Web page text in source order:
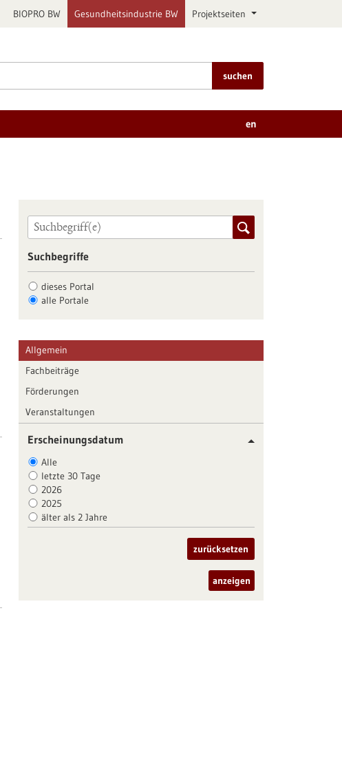
BIOPRO BW Gesundheitsindustrie BW Projektseiten
suchen
en
Suchbegriffe
dieses Portal
alle Portale
Allgemein
Fachbeiträge
Förderungen
Veranstaltungen
Erscheinungsdatum
Alle
letzte 30 Tage
2026
2025
älter als 2 Jahre
zurücksetzen
anzeigen